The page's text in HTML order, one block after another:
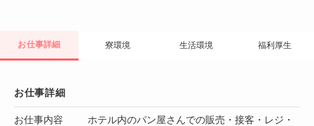
お仕事詳細 寮環境 生活環境 福利厚生
お仕事詳細
お仕事内容
ホテル内のパン屋さんでの販売・接客・レジ・